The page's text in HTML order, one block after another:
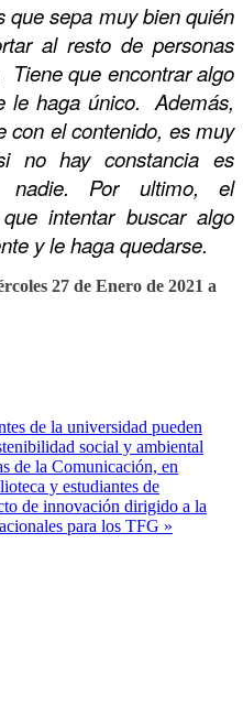
que sepa muy bien quién
al resto de personas
Tiene que encontrar algo
le haga único. Además,
con el contenido, es muy
no hay constancia es
nadie. Por ultimo, el
intentar buscar algo
y le haga quedarse.
27 de Enero de 2021 a
de la universidad pueden
social y ambiental
de la Comunicación, en
y estudiantes de
de innovación dirigido a la
para los TFG »